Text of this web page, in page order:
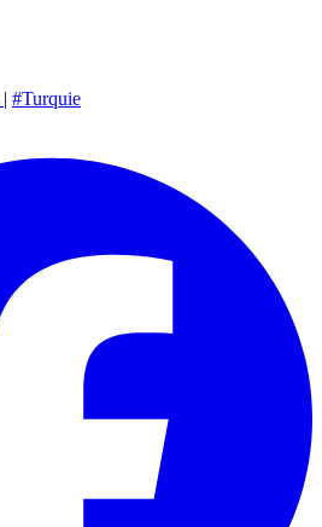
| #Turquie